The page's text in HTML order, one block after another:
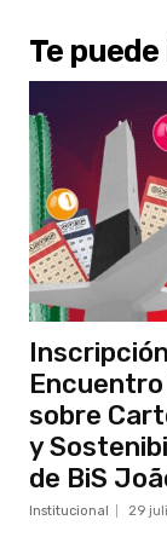
Te
sobre
y
de BiS
Institucional 29